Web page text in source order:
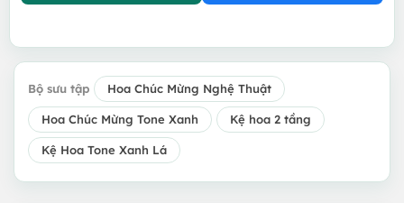
Bộ sưu tập Hoa Chúc Mừng Nghệ Thuật
Hoa Chúc Mừng Tone Xanh Kệ hoa 2 tầng
Kệ Hoa Tone Xanh Lá